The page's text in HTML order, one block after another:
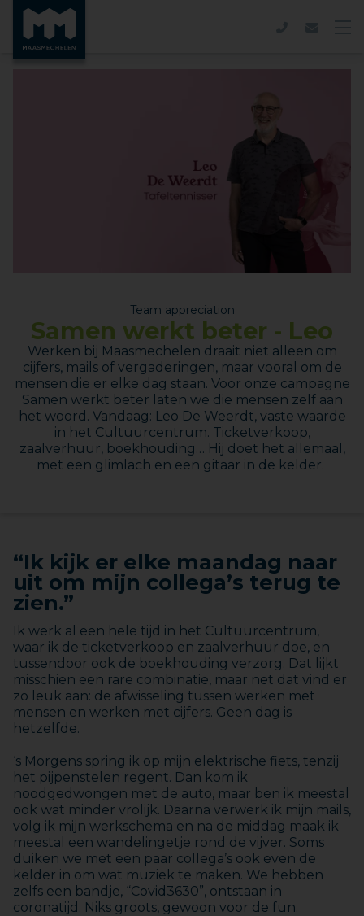
Team appreciation
Samen werkt beter - Leo
Werken bij Maasmechelen draait niet alleen om
cijfers, mails of vergaderingen, maar vooral om de
mensen die er elke dag staan. Voor onze campagne
Samen werkt beter laten we die mensen zelf aan
het woord. Vandaag: Leo De Weerdt, vaste waarde
in het Cultuurcentrum. Ticketverkoop,
zaalverhuur, boekhouding… Hij doet het allemaal,
met een glimlach en een gitaar in de kelder.
“Ik kijk er elke maandag naar
uit om mijn collega’s terug te
zien.”
Ik werk al een hele tijd in het Cultuurcentrum,
waar ik de ticketverkoop en zaalverhuur doe, en
tussendoor ook de boekhouding verzorg. Dat lijkt
misschien een rare combinatie, maar net dat vind er
zo leuk aan: de afwisseling tussen werken met
mensen en werken met cijfers. Geen dag is
hetzelfde.
‘s Morgens spring ik op mijn elektrische fiets, tenzij
het pijpenstelen regent. Dan kom ik
noodgedwongen met de auto, maar ben ik meestal
ook wat minder vrolijk. Daarna verwerk ik mijn mails,
volg ik mijn werkschema en na de middag maak ik
meestal een wandelingetje rond de vijver. Soms
duiken we met een paar collega’s ook even de
kelder in om wat muziek te maken. We hebben
zelfs een bandje, “Covid3630”, ontstaan in
coronatijd. Niks groots, gewoon voor de fun.